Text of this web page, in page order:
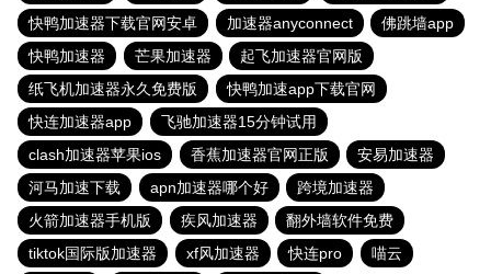
快鸭加速器下载官网安卓
加速器anyconnect
佛跳墙app
快鸭加速器
芒果加速器
起飞加速器官网版
纸飞机加速器永久免费版
快鸭加速app下载官网
快连加速器app
飞驰加速器15分钟试用
clash加速器苹果ios
香蕉加速器官网正版
安易加速器
河马加速下载
apn加速器哪个好
跨境加速器
火箭加速器手机版
疾风加速器
翻外墙软件免费
tiktok国际版加速器
xf风加速器 快连pro 喵云